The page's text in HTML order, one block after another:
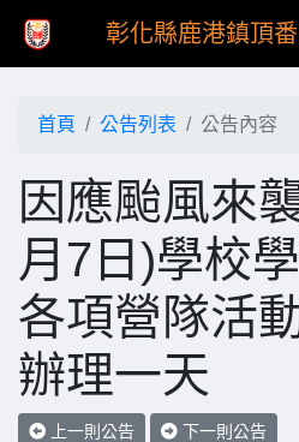
彰化縣鹿港鎮頂
首頁 公告列表 公告內容
因應颱風來
月7日)學校
各項營隊活
辦理一天
上一則公告 下一則公告